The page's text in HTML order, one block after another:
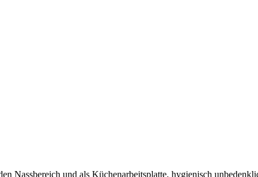
Nassbereich und als Küchenarbeitsplatte, hygienisch